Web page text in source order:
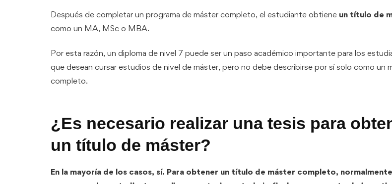
Después de completar un programa de máster completo, el estudiante obtiene un título de
como un MA, MSc o MBA.
Por esta razón, un diploma de nivel 7 puede ser un paso académico importante para los
que desean cursar estudios de nivel de máster, pero no debe describirse por sí solo como un
completo.
¿Es necesario realizar una tesis para
un título de máster?
En la mayoría de los casos, sí. Para obtener un título de máster completo,